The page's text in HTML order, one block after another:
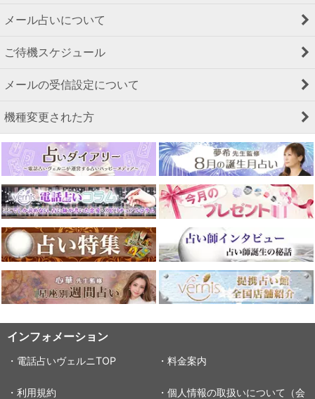
メール占いについて
ご待機スケジュール
メールの受信設定について
機種変更された方
インフォメーション
・電話占いヴェルニTOP ・料金案内
・利用規約
・個人情報の取扱いについて（会